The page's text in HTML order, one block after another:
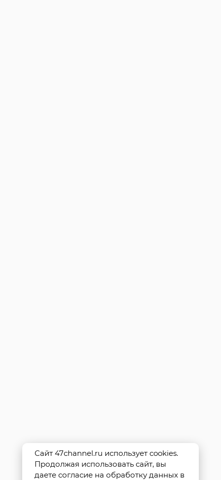
Сайт 47channel.ru использует cookies.
Продолжая использовать сайт, вы
даете согласие на обработку данных в